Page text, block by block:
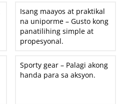
Isang maayos at praktikal
na uniporme – Gusto kong
panatilihing simple at
propesyonal.
Sporty gear – Palagi akong
handa para sa aksyon.